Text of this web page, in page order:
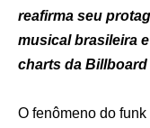
reafirma seu
musical brasileira
charts da
O fenômeno do